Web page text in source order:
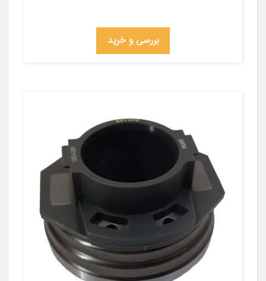
بررسی و خرید